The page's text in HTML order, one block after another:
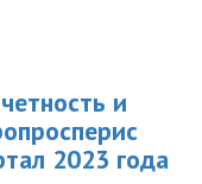
и
2023 года